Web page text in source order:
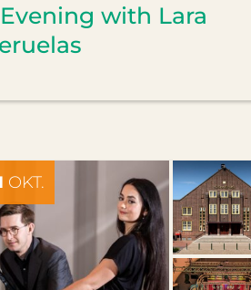
with Lara
OKT.